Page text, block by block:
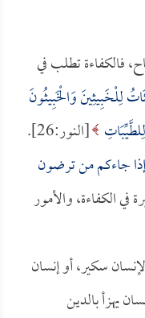
فالكفاءة تطلب في
لِلْخَبِيثِينَ وَالْخَبِيثُونَ
[النور:26].
جاءكم من ترضون
في الكفاءة، والأمور
سكير، أو إنسان
يهزأ بالدين